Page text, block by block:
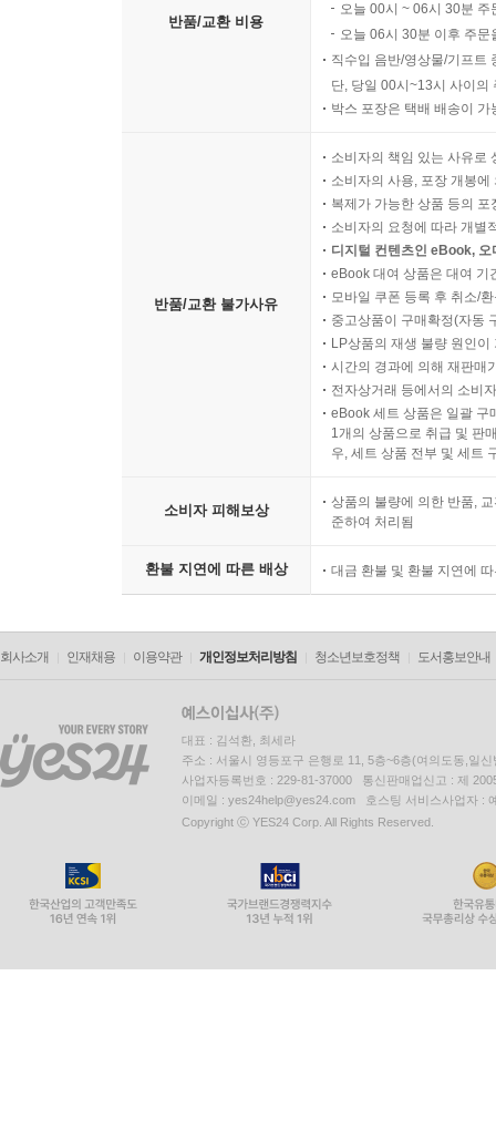
반품/교환 비용
오늘 00시 ~ 06시 30분
오늘 06시 30분 이후 주
직수입 음반/영상물/기프트
단, 당일 00시~13시 사이의
박스 포장은 택배 배송이
반품/교환 불가사유
소비자의 책임 있는 사유로
소비자의 사용, 포장 개봉
복제가 가능한 상품 등의
소비자의 요청에 따라 개별
디지털 컨텐츠인 eBook,
eBook 대여 상품은 대여 기
모바일 쿠폰 등록 후 취소/
중고상품이 구매확정(자동
LP상품의 재생 불량 원인
시간의 경과에 의해 재판매
전자상거래 등에서의 소비
eBook 세트 상품은 일괄 구
1개의 상품으로 취급 및 판
우, 세트 상품 전부 및 세트
소비자 피해보상
상품의 불량에 의한 반품,
준하여 처리됨
환불 지연에 따른 배상 대금 환불 및 환불 지연에
회사소개 인재채용 이용약관 개인정보처리방침 청소년보호정책 도서홍보안내
대표 : 김석환, 최세라
주소 : 서울시 영등포구 은행로 11, 5층~6층(여의도동,일신
사업자등록번호 : 229-81-37000 통신판매업신고 : 제
이메일 : yes24help@yes24.com 호스팅 서비스사업자 :
Copyright ⓒ YES24 Corp. All Rights Reserved.